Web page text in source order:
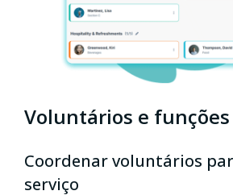
Voluntários e funções
Coordenar voluntários
serviço